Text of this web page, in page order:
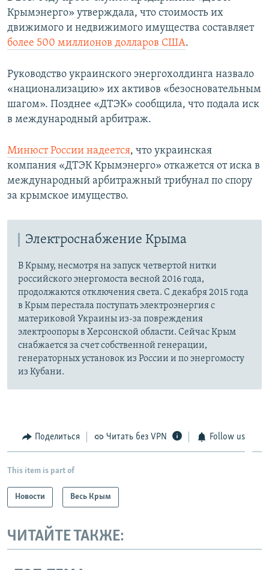
Крымэнерго» утверждала, что стоимость их
движимого и недвижимого имущества составляет
более 500 миллионов долларов США.
Руководство украинского энергохолдинга назвало
«национализацию» их активов «безосновательным
шагом». Позднее «ДТЭК» сообщила, что подала иск
в международный арбитраж.
Минюст России надеется, что украинская
компания «ДТЭК Крымэнерго» откажется от иска в
международный арбитражный трибунал по спору
за крымское имущество.
Электроснабжение Крыма
В Крыму, несмотря на запуск четвертой нитки
российского энергомоста весной 2016 года,
продолжаются отключения света. С декабря 2015 года
в Крым перестала поступать электроэнергия с
материковой Украины из-за повреждения
электроопоры в Херсонской области. Сейчас Крым
снабжается за счет собственной генерации,
генераторных установок из России и по энергомосту
из Кубани.
Поделиться Читать без VPN Follow us
This item is part of
Новости Весь Крым
ЧИТАЙТЕ ТАКЖЕ: